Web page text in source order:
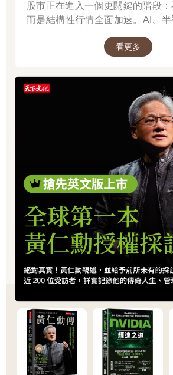
破冰功力進步的關鍵，其實很簡單
各位一定也曾有與人單獨共處，氣氛尷尬
是不是覺得「我得說幾句話才行」呢？
其實這是個性內向的人常遇到的問題。
主動開口說幾句話才行」。
建議各位不妨試著換個角度思考。
也就是改用「讓對方開口說話，而不是自
所謂的對話，其實只要有一方開口講話，
換言之，即使只有對方滔滔不絕也無妨。
不僅如此，「讓對方願意滔滔不絕」的對
員」的必備條件。
讓我們用業務推廣的場景來想一想。
如前所述，即使我們再怎麼打定主意不與
作正題，在實務操作上其實還是很有難度。
所以各位才會出現「真想學會怎麼閒聊」
可是我們的目的，是「成功和客戶閒聊」
我們真正的目的是：「卸下客戶的心防，
作話題」。
股市正在進入一個更關鍵的階段：
而是結構性行情全面加速。AI、
動全球科技基礎建設持續升級。尤
潮的關鍵樞紐上。而在這場浪潮
你不得不認識：黃仁勳（NVIDIA）
AI算力時代的規則，而台積電則是
的核心引擎。從AI晶片、資料中心
服器，整條產業鏈正在被重新定價
利與出口預期同步上修。這不只是
是一次世界趨勢的重組：AI正在重
也正在改變資本流向與全球經濟結
看更多